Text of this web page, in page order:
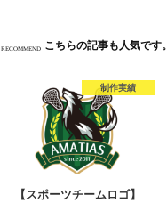
RECOMMEND こちらの記事も人気です。
制作実績
【スポーツチームロゴ】